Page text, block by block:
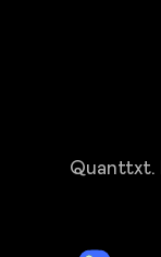
Quanttxt.